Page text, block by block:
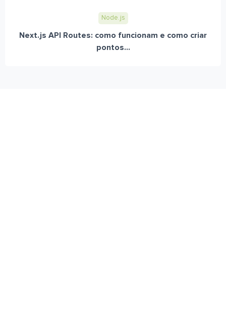
Node.js
Next.js API Routes: como funcionam e como criar
pontos...